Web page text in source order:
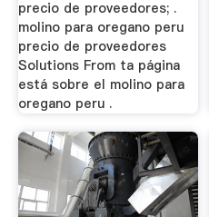
precio de proveedores; .
molino para oregano peru
precio de proveedores
Solutions From ta página
está sobre el molino para
oregano peru .